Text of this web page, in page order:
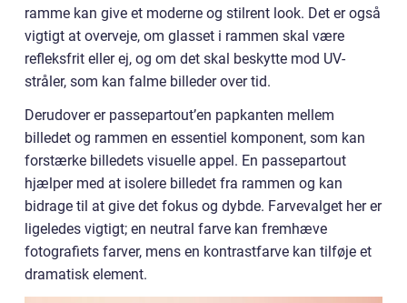
ramme kan give et moderne og stilrent look. Det er også
vigtigt at overveje, om glasset i rammen skal være
refleksfrit eller ej, og om det skal beskytte mod UV-
stråler, som kan falme billeder over tid.
Derudover er passepartout’en papkanten mellem
billedet og rammen en essentiel komponent, som kan
forstærke billedets visuelle appel. En passepartout
hjælper med at isolere billedet fra rammen og kan
bidrage til at give det fokus og dybde. Farvevalget her er
ligeledes vigtigt; en neutral farve kan fremhæve
fotografiets farver, mens en kontrastfarve kan tilføje et
dramatisk element.